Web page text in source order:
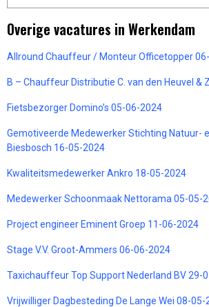
Overige vacatures in Werkendam
Allround Chauffeur / Monteur Officetopper
B – Chauffeur Distributie C. van den Heuvel &
Fietsbezorger Domino’s 05-06-2024
Gemotiveerde Medewerker Stichting Natuur-
Biesbosch 16-05-2024
Kwaliteitsmedewerker Ankro 18-05-2024
Medewerker Schoonmaak Nettorama 05-05-
Project engineer Eminent Groep 11-06-2024
Stage V.V. Groot-Ammers 06-06-2024
Taxichauffeur Top Support Nederland BV 29-
Vrijwilliger Dagbesteding De Lange Wei 08-05-